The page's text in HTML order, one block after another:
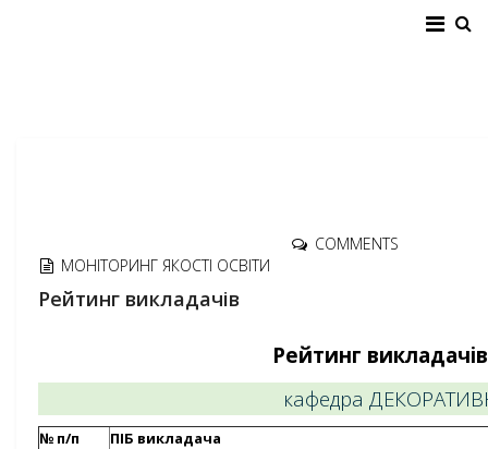
МОНІТОРИНГ ЯКОСТІ ОСВІТИ
COMMENTS
Рейтинг викладачів
Рейтинг
кафедра
№ п/п ПІБ викладача